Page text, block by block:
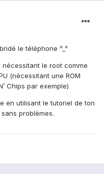
le téléphone ^_^
le root comme
(nécessitant une ROM
Chips par exemple)
en utilisant le tutoriel de ton
problèmes.